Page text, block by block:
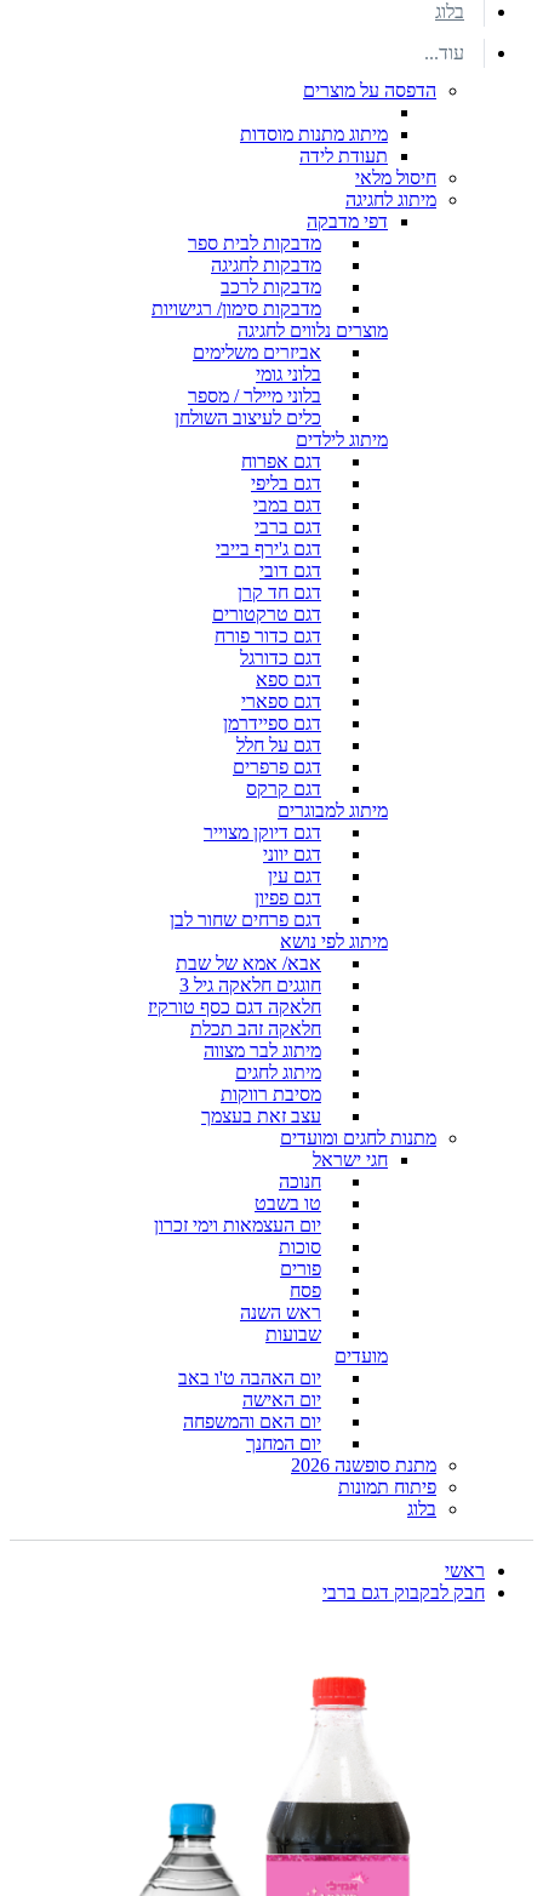
בלוג
עוד...
הדפסה על מוצרים
מיתוג מתנות מוסדות
תעודת לידה
חיסול מלאי
מיתוג לחגיגה
דפי מדבקה
מדבקות לבית ספר
מדבקות לחגיגה
מדבקות לרכב
מדבקות סימון/ רגישויות
מוצרים נלווים לחגיגה
אביזרים משלימים
בלוני גומי
בלוני מיילר / מספר
כלים לעיצוב השולחן
מיתוג לילדים
דגם אפרוח
דגם בליפי
דגם במבי
דגם ברבי
דגם ג'ירף בייבי
דגם דובי
דגם חד קרן
דגם טרקטורים
דגם כדור פורח
דגם כדורגל
דגם ספא
דגם ספארי
דגם ספיידרמן
דגם על חלל
דגם פרפרים
דגם קרקס
מיתוג למבוגרים
דגם דיוקן מצוייר
דגם יווני
דגם עין
דגם פפיון
דגם פרחים שחור לבן
מיתוג לפי נושא
אבא/ אמא של שבת
חוגגים חלאקה גיל 3
חלאקה דגם כסף טורקיז
חלאקה זהב תכלת
מיתוג לבר מצווה
מיתוג לחגים
מסיבת רווקות
עצב זאת בעצמך
מתנות לחגים ומועדים
חגי ישראל
חנוכה
טו בשבט
יום העצמאות וימי זכרון
סוכות
פורים
פסח
ראש השנה
שבועות
מועדים
יום האהבה ט'ו באב
יום האישה
יום האם והמשפחה
יום המחנך
מתנת סופשנה 2026
פיתוח תמונות
בלוג
ראשי
חבק לבקבוק דגם ברבי